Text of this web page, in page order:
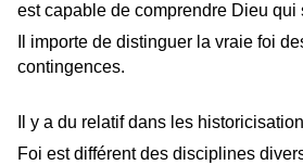
est capable de comprendre Dieu qui
Il importe de distinguer la vraie foi
contingences.
Il y a du relatif dans les
Foi est différent des disciplines